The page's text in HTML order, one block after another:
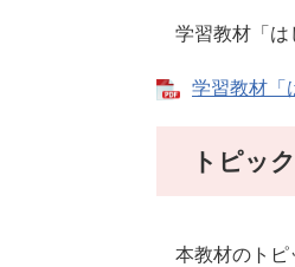
学習教材「は
学習教材「
トピッ
本教材のトピ